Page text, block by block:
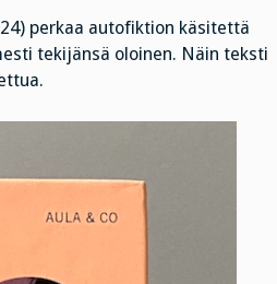
perkaa autofiktion käsitettä
tekijänsä oloinen. Näin teksti